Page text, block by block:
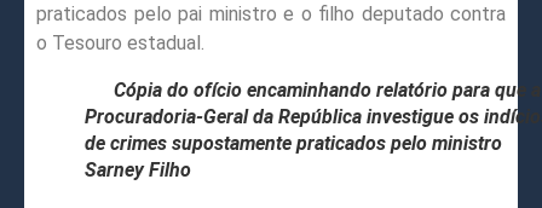
praticados pelo pai ministro e o filho deputado contra
o Tesouro estadual.
Cópia do ofício encaminhando relatório para que a
Procuradoria-Geral da República investigue os
de crimes supostamente praticados pelo ministro
Sarney Filho